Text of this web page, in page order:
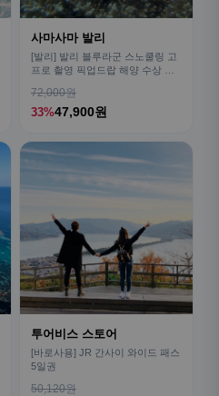
사마사마 발리
[발리] 발리 블루라군 스노쿨링 고
프로 촬영 픽업드랍 해양 수상 액
72,000원
33%47,900원
투어비스 스토어
[바로사용] JR 간사이 와이드 패스
5일권
50,120원